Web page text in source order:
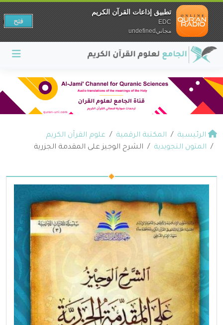
الرئيسية المكتبة الرقمية
علوم القرآن الكريم
المتون التجويدية
الشرح الوجيز على المقدمة الجزرية
تطبيق إذاعات القرآن الكريم
EDC
مجانيundefined
فتح